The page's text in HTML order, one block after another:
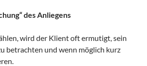
des Anliegens
wird der Klient oft ermutigt, sein
betrachten und wenn möglich kurz